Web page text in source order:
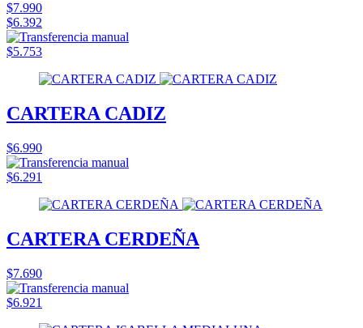
$7.990
$6.392
$5.753
CARTERA CADIZ
$6.990
$6.291
CARTERA CERDEÑA
$7.690
$6.921